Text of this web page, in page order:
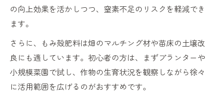
の向上効果を活かしつつ、窒素不足のリスクを軽減でき
ます。
さらに、もみ殻肥料は畑のマルチング材や苗床の土壌改
良にも適しています。初心者の方は、まずプランターや
小規模菜園で試し、作物の生育状況を観察しながら徐々
に活用範囲を広げるのがおすすめです。